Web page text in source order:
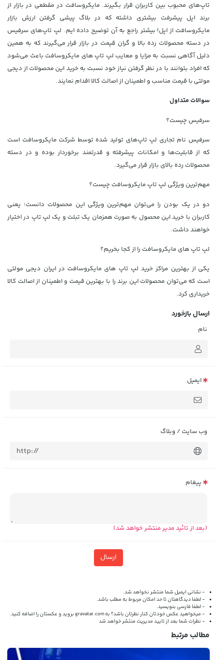
تاپ‌های محبوب بین کاربران قرار بگیرند. مایکروسافت در مقطعی در بازار از
برند اپل پیشرفت بیشتری داشته که در بلاگ پیشی گرفتن ارزش بازار
مایکروسافت از اپل! بیشتر راجع به آن توضیح داده ایم. لپ تاپ‌های سرفیس
در دسته محصولات رده بالا و گران قیمت در بازار قرار می‌گیرند که به همین
دلیل آگاهی نسبت به مزایا و معایب لپ تاپ‌ های مایکروسافت باعث می‌شود
که افراد بتوانند با در نظر گرفتن نیاز خود نسبت به خرید این محصولات ازدیجی
مولتی با قیمت مناسب و اطمینان از اصالت کالا اقدام نمایند.
سوالات متداول
سرفیس چیست؟
سرفیس نام تجاری لپ تاپ‌های تولید شده توسط شرکت مایکروسافت است
که از قابلیت‌ها و امکانات پیشرفته و قدرتمند برخوردار بوده و در دسته
محصولات رده بالای بازار قرار می‌گیرد.
مهم‌ترین ویژگی لپ تاپ مایکروسافت چیست؟
دو در یک بودن را می‌توان مهم‌ترین ویژگی این محصولات دانست؛ یعنی
کاربران با خرید این محصول به صورت همزمان یک تبلت و یک لپ تاپ در اختیار
خواهند داشت.
لپ تاپ‌ های مایکروسافت را از کجا بخریم؟
یکی از بهترین مراکز خرید لپ تاپ‌ های مایکروسافت در ایران دیجی مولتی
است که می‌توان محصولات این برند را با بهترین قیمت و اطمینان از اصالت کالا
خریداری کرد.
ارسال بازخورد
نام
ایمیل
وب سایت / وبلاگ
پیغام
(بعد از تائید مدیر منتشر خواهد شد)
ارسال
- نشانی ایمیل شما منتشر نخواهد شد.
- لطفا دیدگاهتان تا حد امکان مربوط به مطلب باشد.
- لطفا فارسی بنویسید.
- میخواهید عکس خودتان کنار نظرتان باشد؟ بهgravatar.comبروید و عکستان را اضافه کنید.
- نظرات شما بعد از تایید مدیریت منتشر خواهد شد
مطالب مرتبط